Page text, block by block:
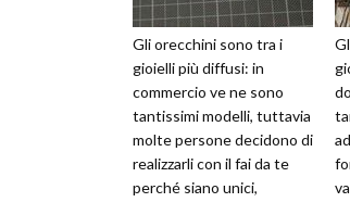
Gli orecchini sono tra i
gioielli più diffusi: in
commercio ve ne sono
tantissimi modelli, tuttavia
molte persone decidono di
realizzarli con il fai da te
perché siano unici,